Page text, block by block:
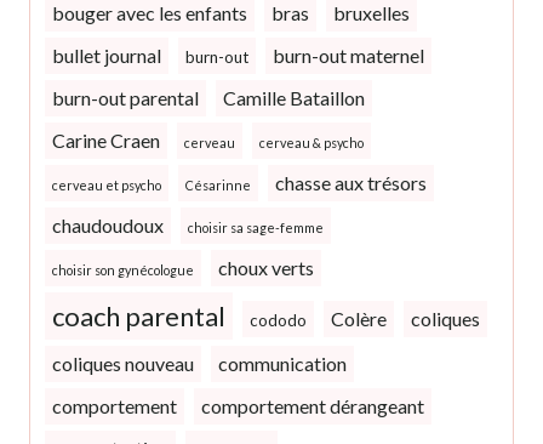
bouger avec les enfants bras
bruxelles
bullet journal
burn-out
burn-out maternel
burn-out parental
Camille Bataillon
Carine Craen
cerveau cerveau & psycho
cerveau et psycho Césarinne
chasse aux trésors
chaudoudoux
choisir sa sage-femme
choisir son gynécologue choux verts
coach parental cododo Colère
coliques
coliques nouveau
communication
comportement
comportement dérangeant